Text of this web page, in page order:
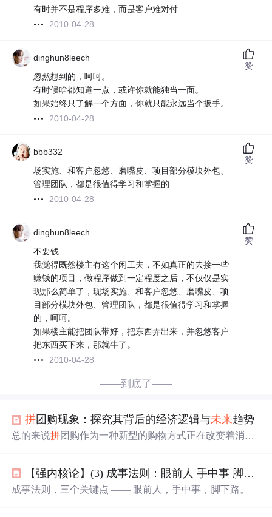
有时并不是程序多难，而是客户难对付
2010-04-28
dinghun8leech
忽然想到的，呵呵。
有时候啥都知道一点，或许你就能独当一面。
如果始终只了解一个方面，你就只能永远当个扳手。
2010-04-28
赞
bbb332
场实施、和客户忽悠、磨嘴皮、项目部分模块外包、
管理团队，都是很值得学习和掌握的
2010-04-28
赞
dinghun8leech
不要钱
我觉得既然楼主有这个闲工夫，不如真正的去接一些
赚钱的项目，做程序做到一定程度之后，不仅仅是实
现那么简单了，现场实施、和客户忽悠、磨嘴皮、项
目部分模块外包、管理团队，都是很值得学习和掌握
的，呵呵。
如果楼主能把团队带好，把东西弄出来，并忽悠客户
把东西买下来，那就牛了。
2010-04-28
赞
——到底了——
拼团购现象：探究其背后的经济逻辑与未来趋势
总的来说拼团购作为一种新型的购物方式正在改变着消费
拼
团购将继续发挥重要作用并推动电商行业的进一步发展
同时我们也应该关注拼 团购发展中存在的问题和挑战为行
【强内核论】(3) 成事法则：眼前人 手中事 脚下路 |
成事法则，三个关键点 —— 眼前人，手中事，脚下路。